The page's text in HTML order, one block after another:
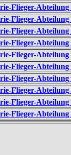
Flieger-Abteilung
Flieger-Abteilung
Flieger-Abteilung
Flieger-Abteilung
Flieger-Abteilung
Flieger-Abteilung
Flieger-Abteilung
Flieger-Abteilung
Flieger-Abteilung
Flieger-Abteilung